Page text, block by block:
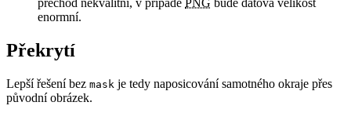
enormní.
Překrytí
Lepší řešení bez mask je tedy naposicování samotného okraje přes
původní obrázek.